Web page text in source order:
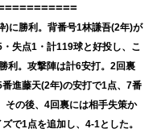
)に勝利。背番号1林謙吾(2年)が
失点1・計119球と好投し、こ
利。攻撃陣は計6安打。2回裏
進藤天(2年)の安打で1点、7番
その後、4回裏には相手失策か
で1点を追加し、4-1とした。